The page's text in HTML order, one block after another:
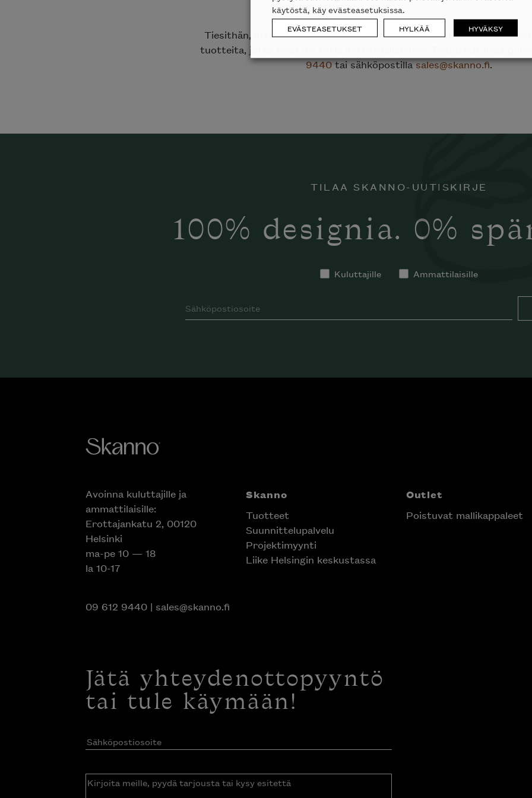
Tiesithän, että kauttamme on mahdollista tilata kaikkien
tuotteita, jotka eivät ole esillä nettisivuillamme? Tiedustele lisää
9440tai sähköpostillasales@skanno.fi.
TILAA SKANNO-UUTISKIRJE
100% designia. 0%
Kuluttajille Ammattilaisille
Avoinna kuluttajille ja
ammattilaisille:
Erottajankatu 2, 00120
Helsinki
ma-pe 10 — 18
la 10-17
09 612 9440| sales@skanno.fi
Skanno
Tuotteet
Suunnittelupalvelu
Projektimyynti
Liike Helsingin keskustassa
Outlet
Poistuvat mallikappaleet
Jätä yhteydenottopyyntö
tai tule käymään!
Sähköpostiosoite(Pakollinen)
Kirjoita
käytöstä, käy evästeasetuksissa.
EVÄSTEASETUKSET HYLKÄÄ HYVÄKSY